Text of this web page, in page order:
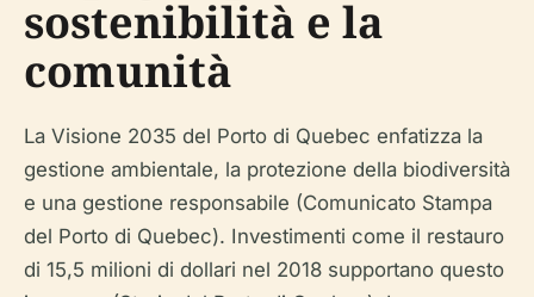
sostenibilità e la
comunità
La Visione 2035 del Porto di Quebec enfatizza la
gestione ambientale, la protezione della biodiversità
e una gestione responsabile (Comunicato Stampa
del Porto di Quebec). Investimenti come il restauro
di 15,5 milioni di dollari nel 2018 supportano questo